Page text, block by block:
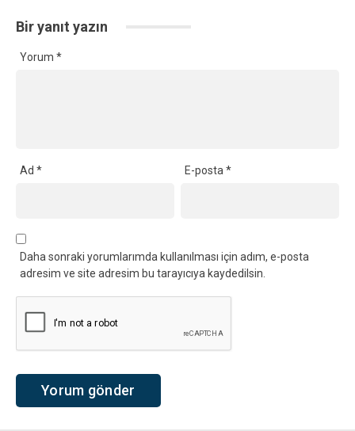
Bir yanıt yazın
Yorum *
Ad * E-posta*
Daha sonraki yorumlarımda kullanılması için adım, e-posta
adresim ve site adresim bu tarayıcıya kaydedilsin.